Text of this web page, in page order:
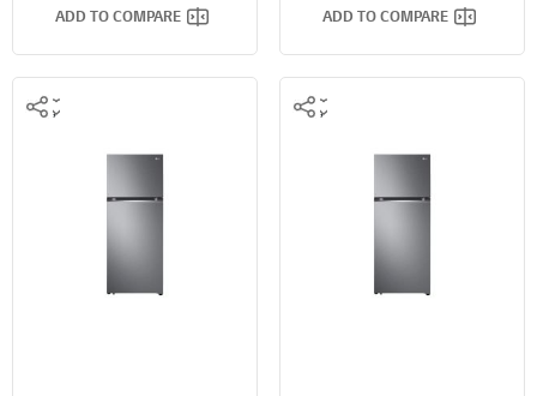
تقنية ™⁺DoorCooling ADD TO COMPARE تقنية ™⁺DoorCooling ADD TO COMPARE